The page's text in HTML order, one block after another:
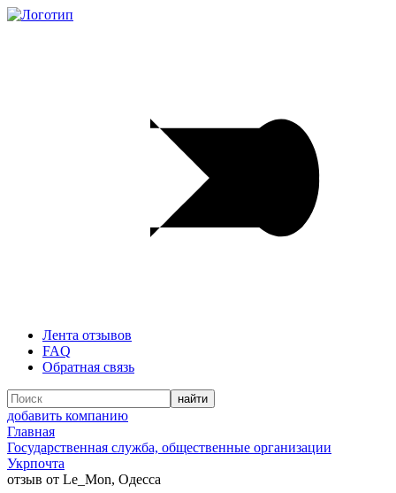
Лента отзывов
FAQ
Обратная связь
добавить компанию
Главная
Государственная служба, общественные организации
Укрпочта
отзыв от Le_Mon, Одесса